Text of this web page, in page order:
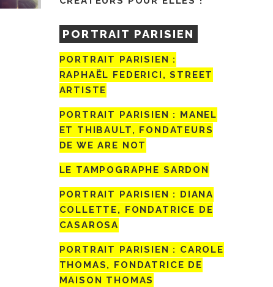
PORTRAIT PARISIEN
PORTRAIT PARISIEN :
RAPHAËL FEDERICI, STREET
ARTISTE
PORTRAIT PARISIEN : MANEL
ET THIBAULT, FONDATEURS
DE WE ARE NOT
LE TAMPOGRAPHE SARDON
PORTRAIT PARISIEN : DIANA
COLLETTE, FONDATRICE DE
CASAROSA
PORTRAIT PARISIEN : CAROLE
THOMAS, FONDATRICE DE
MAISON THOMAS